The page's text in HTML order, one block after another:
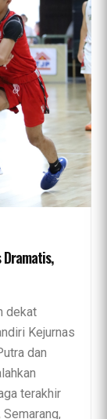
Dramatis,
dekat
Kejurnas
dan
terakhir